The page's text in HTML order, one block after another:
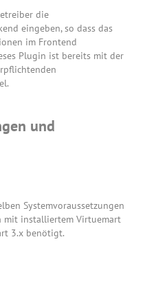
die
eingeben, so dass das
im Frontend
Plugin ist bereits mit der
und
Systemvoraussetzungen
mit installiertem Virtuemart
3.x benötigt.